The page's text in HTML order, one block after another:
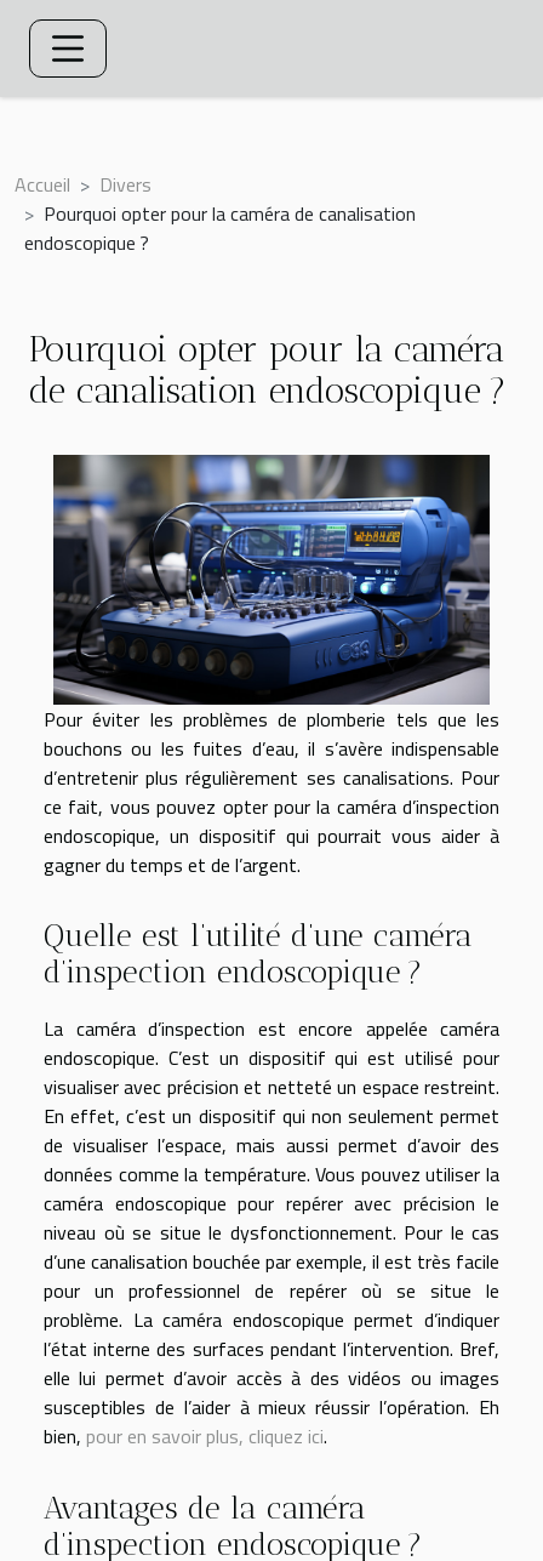
Accueil
Divers
Pourquoi opter pour la caméra de canalisation
endoscopique ?
Pourquoi opter pour la caméra
de canalisation endoscopique ?
Pour éviter les problèmes de plomberie tels que les
bouchons ou les fuites d’eau, il s’avère indispensable
d’entretenir plus régulièrement ses canalisations. Pour
ce fait, vous pouvez opter pour la caméra d’inspection
endoscopique, un dispositif qui pourrait vous aider à
gagner du temps et de l’argent.
Quelle est l’utilité d’une caméra
d’inspection endoscopique ?
La caméra d’inspection est encore appelée caméra
endoscopique. C’est un dispositif qui est utilisé pour
visualiser avec précision et netteté un espace restreint.
En effet, c’est un dispositif qui non seulement permet
de visualiser l’espace, mais aussi permet d’avoir des
données comme la température. Vous pouvez utiliser la
caméra endoscopique pour repérer avec précision le
niveau où se situe le dysfonctionnement. Pour le cas
d’une canalisation bouchée par exemple, il est très facile
pour un professionnel de repérer où se situe le
problème. La caméra endoscopique permet d’indiquer
l’état interne des surfaces pendant l’intervention. Bref,
elle lui permet d’avoir accès à des vidéos ou images
susceptibles de l’aider à mieux réussir l’opération. Eh
bien, pour en savoir plus, cliquez ici.
Avantages de la caméra
d’inspection endoscopique ?